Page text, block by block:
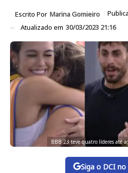
Escrito Por Marina Gomieiro
Atualizado em 30/03/2023 21:16
BBB 23 teve quatro líderes até
Siga o DCI